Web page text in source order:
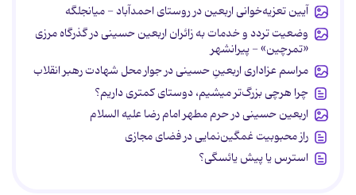
آیین تعزیه‌خوانی اربعین در روستای احمدآباد - میانجلگه
وضعیت تردد و خدمات به زائران اربعین حسینی در گذرگاه مرزی
«تمرچین» - پیرانشهر
مراسم عزاداری اربعینِ حسینی در جوار محل شهادت رهبر انقلاب
چرا هرچی بزرگ‌تر میشیم، دوستای کمتری داریم؟
اربعین حسینی در حرم مطهر امام رضا علیه السلام
راز محبوبیت غمگین‌نمایی در فضای مجازی
استرس یا پیش یائسگی؟